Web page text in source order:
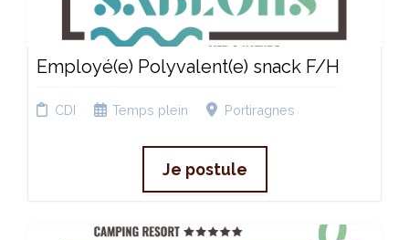
Employé(e) Polyvalent(e) snack F/H
CDI Temps plein Portiragnes
Je postule